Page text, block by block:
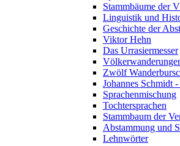
Stammbäume der
Linguistik und
Geschichte der
Viktor Hehn
Das Urrasiermesser
Zwölf
Johannes Schmidt
Sprachenmischung
Tochtersprachen
Stammbaum der
Abstammung und
Lehnwörter